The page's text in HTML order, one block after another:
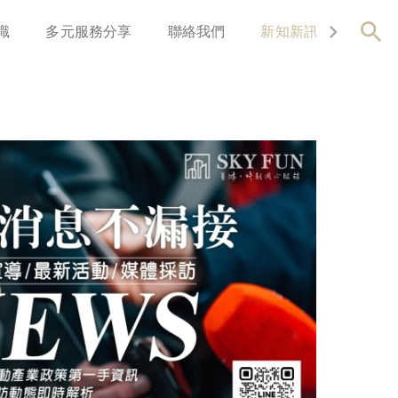
多元服務分享 聯絡我們 新知新訊 關於